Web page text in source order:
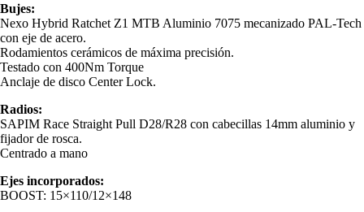
Bujes:
Nexo Hybrid Ratchet Z1 MTB Aluminio 7075 mecanizado PAL-Tech
con eje de acero.
Rodamientos cerámicos de máxima precisión.
Testado con 400Nm Torque
Anclaje de disco Center Lock.
Radios:
SAPIM Race Straight Pull D28/R28 con cabecillas 14mm aluminio y
fijador de rosca.
Centrado a mano
Ejes incorporados:
BOOST: 15×110/12×148